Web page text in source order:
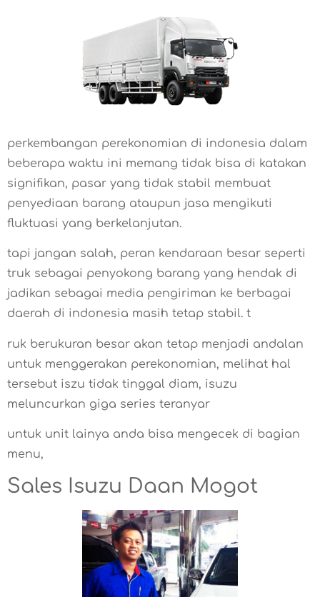
perkembangan perekonomian di indonesia dalam
beberapa waktu ini memang tidak bisa di katakan
signifikan, pasar yang tidak stabil membuat
penyediaan barang ataupun jasa mengikuti
fluktuasi yang berkelanjutan.
tapi jangan salah, peran kendaraan besar seperti
truk sebagai penyokong barang yang hendak di
jadikan sebagai media pengiriman ke berbagai
daerah di indonesia masih tetap stabil. t
ruk berukuran besar akan tetap menjadi andalan
untuk menggerakan perekonomian, melihat hal
tersebut iszu tidak tinggal diam, isuzu
meluncurkan giga series teranyar
untuk unit lainya anda bisa mengecek di bagian
menu,
Sales Isuzu Daan Mogot